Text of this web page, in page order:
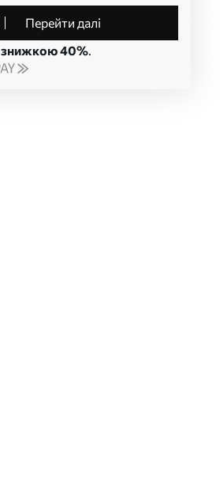
Перейти далі
знижкою 40%.